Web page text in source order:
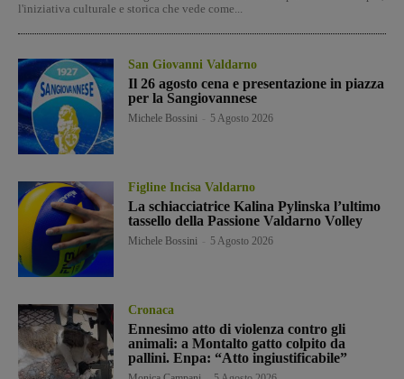
l'iniziativa culturale e storica che vede come...
San Giovanni Valdarno
Il 26 agosto cena e presentazione in piazza
per la Sangiovannese
Michele Bossini 5 Agosto 2026
Figline Incisa Valdarno
La schiacciatrice Kalina Pylinska l’ultimo
tassello della Passione Valdarno Volley
Michele Bossini 5 Agosto 2026
Cronaca
Ennesimo atto di violenza contro gli
animali: a Montalto gatto colpito da
pallini. Enpa: “Atto ingiustificabile”